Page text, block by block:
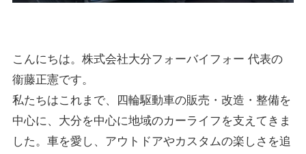
こんにちは。株式会社大分フォーバイフォー 代表の
衞藤正憲です。
私たちはこれまで、四輪駆動車の販売・改造・整備を
中心に、大分を中心に地域のカーライフを支えてきま
した。車を愛し、アウトドアやカスタムの楽しさを追